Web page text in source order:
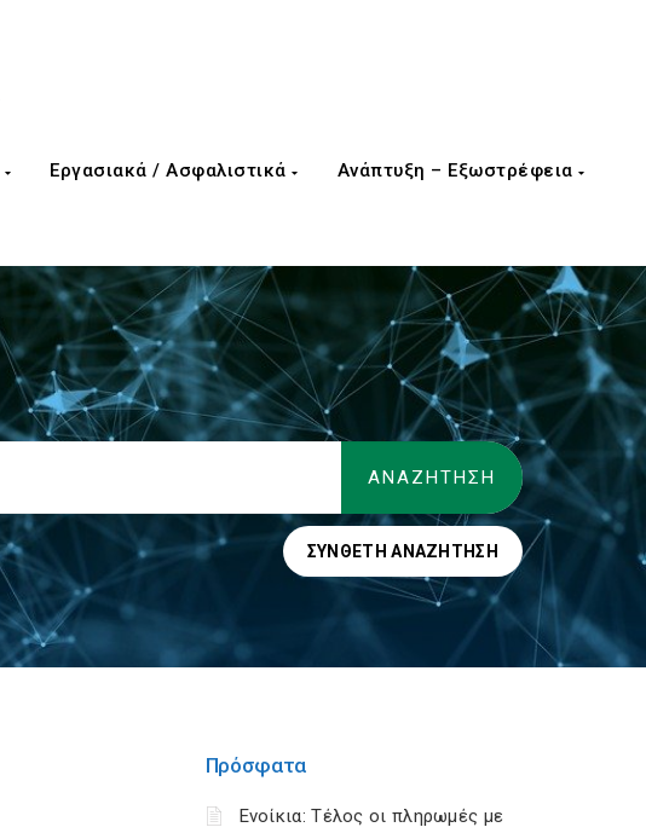
Εργασιακά / Ασφαλιστικά Ανάπτυξη – Εξωστρέφεια
ΣΎΝΘΕΤΗ ΑΝΑΖΉΤΗΣΗ
Πρόσφατα
Ενοίκια: Τέλος οι πληρωμές με